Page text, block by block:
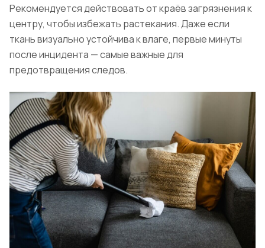
Рекомендуется действовать от краёв загрязнения к
центру, чтобы избежать растекания. Даже если
ткань визуально устойчива к влаге, первые минуты
после инцидента — самые важные для
предотвращения следов.